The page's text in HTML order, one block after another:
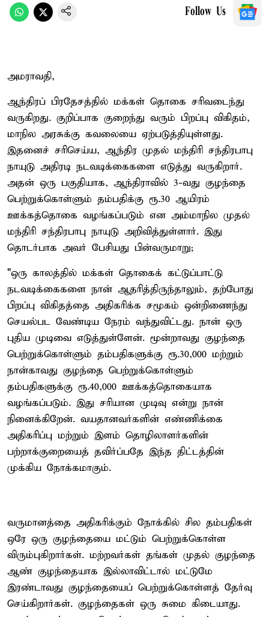
Follow Us
அமராவதி,
ஆந்திரப் பிரதேசத்தில் மக்கள் தொகை சரிவடைந்து
வருகிறது. குறிப்பாக குறைந்து வரும் பிறப்பு விகிதம்,
மாநில அரசுக்கு கவலையை ஏற்படுத்தியுள்ளது.
இதனைச் சரிசெய்ய, ஆந்திர முதல் மந்திரி சந்திரபாபு
நாயுடு அதிரடி நடவடிக்கைகளை எடுத்து வருகிறார்.
அதன் ஒரு பகுதியாக, ஆந்திராவில் 3-வது குழந்தை
பெற்றுக்கொள்ளும் தம்பதிக்கு ரூ.30 ஆயிரம்
ஊக்கத்தொகை வழங்கப்படும் என அம்மாநில முதல்
மந்திரி சந்திரபாபு நாயுடு அறிவித்துள்ளார். இது
தொடர்பாக அவர் பேசியது பின்வருமாறு;
"ஒரு காலத்தில் மக்கள் தொகைக் கட்டுப்பாட்டு
நடவடிக்கைகளை நான் ஆதரித்திருந்தாலும், தற்போது
பிறப்பு விகிதத்தை அதிகரிக்க சமூகம் ஒன்றிணைந்து
செயல்பட வேண்டிய நேரம் வந்துவிட்டது. நான் ஒரு
புதிய முடிவை எடுத்துள்ளேன். மூன்றாவது குழந்தை
பெற்றுக்கொள்ளும் தம்பதிகளுக்கு ரூ.30,000 மற்றும்
நான்காவது குழந்தை பெற்றுக்கொள்ளும்
தம்பதிகளுக்கு ரூ.40,000 ஊக்கத்தொகையாக
வழங்கப்படும். இது சரியான முடிவு என்று நான்
நினைக்கிறேன். வயதானவர்களின் எண்ணிக்கை
அதிகரிப்பு மற்றும் இளம் தொழிலாளர்களின்
பற்றாக்குறையைத் தவிர்ப்பதே இந்த திட்டத்தின்
முக்கிய நோக்கமாகும்.
வருமானத்தை அதிகரிக்கும் நோக்கில் சில தம்பதிகள்
ஒரே ஒரு குழந்தையை மட்டும் பெற்றுக்கொள்ள
விரும்புகிறார்கள். மற்றவர்கள் தங்கள் முதல் குழந்தை
ஆண் குழந்தையாக இல்லாவிட்டால் மட்டுமே
இரண்டாவது குழந்தையைப் பெற்றுக்கொள்ளத் தேர்வு
செய்கிறார்கள். குழந்தைகள் ஒரு சுமை கிடையாது.